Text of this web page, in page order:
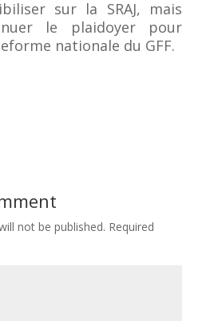
sur la SRAJ, mais
le plaidoyer pour
nationale du GFF.
not be published. Required